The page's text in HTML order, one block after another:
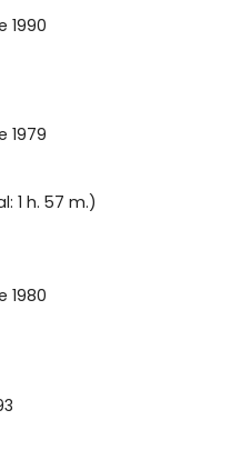
1990
1979
1 h. 57 m.)
1980